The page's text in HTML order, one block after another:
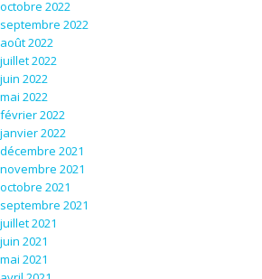
octobre 2022
septembre 2022
août 2022
juillet 2022
juin 2022
mai 2022
février 2022
janvier 2022
décembre 2021
novembre 2021
octobre 2021
septembre 2021
juillet 2021
juin 2021
mai 2021